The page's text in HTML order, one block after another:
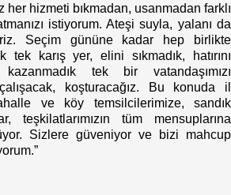
hizmeti bıkmadan, usanmadan farklı
istiyorum. Ateşi suyla, yalanı da
Seçim gününe kadar hep birlikte
tek karış yer, elini sıkmadık, hatırını
tek bir vatandaşımızı
koşturacağız. Bu konuda il
ve köy temsilcilerimize, sandık
teşkilatlarımızın tüm mensuplarına
Sizlere güveniyor ve bizi mahcup